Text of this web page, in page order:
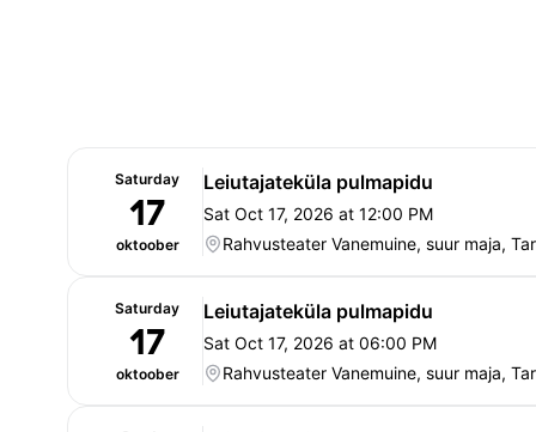
Saturday
17
oktoober
Leiutajateküla pulmapidu
Sat Oct 17, 2026 at 12:00 PM
Rahvusteater Vanemuine, suur maja,
Saturday
17
oktoober
Leiutajateküla pulmapidu
Sat Oct 17, 2026 at 06:00 PM
Rahvusteater Vanemuine, suur maja,